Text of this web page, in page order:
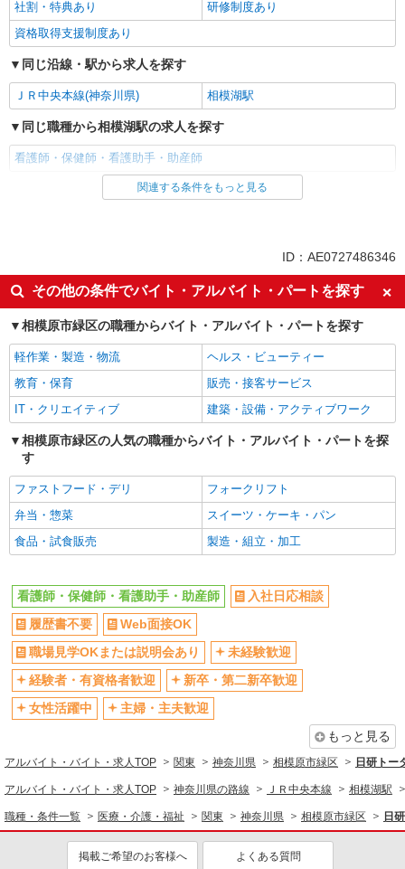
社割・特典あり
研修制度あり
資格取得支援制度あり
同じ沿線・駅から求人を探す
ＪＲ中央本線(神奈川県) 相模湖駅
同じ職種から相模湖駅の求人を探す
看護師・保健師・看護助手・助産師
同じ雇用形態から相模湖駅の求人を探す
同じ特徴から相模湖駅の求人を探す
入社日応相談
履歴書不要
Web面接OK
職場見学OKまたは説明会あり
未経験歓迎
経験者・有資格者歓迎
新卒・第二新卒歓迎
女性活躍中
主婦・主夫歓迎
フリーター歓迎
学歴不問
ブランクOK
ミドル（40代～）活躍中
シニア（60代～）活躍中
昇給あり
週払い
週2～3日勤務OK
10時～勤務OK
16時前退社OK
禁煙・分煙
残業ほぼなし
転勤なし
交通費支給
社会保険あり
社割・特典あり
研修制度あり
資格取得支援制度あり
医療・介護・福祉
看護師・保健師・看護助手・助産師
同じ特徴から求人を探す
ミドル（40代～）活躍中
関連する条件をもっと見る
ID：AE0727486346
その他の条件でバイト・アルバイト・パートを探す
相模原市緑区の職種からバイト・アルバイト・パートを探す
軽作業・製造・物流
ヘルス・ビューティー
教育・保育
販売・接客サービス
IT・クリエイティブ
建築・設備・アクティブワーク
相模原市緑区の人気の職種からバイト・アルバイト・パートを探
す
ファストフード・デリ
フォークリフト
弁当・惣菜
スイーツ・ケーキ・パン
食品・試食販売
製造・組立・加工
看護師・保健師・看護助手・助産師
入社日応相談
履歴書不要
Web面接OK
職場見学OKまたは説明会あり
未経験歓迎
経験者・有資格者歓迎
新卒・第二新卒歓迎
女性活躍中
主婦・主夫歓迎
もっと見る
アルバイト・バイト・求人TOP 関東 神奈川県 相模原市緑区 日研トー
アルバイト・バイト・求人TOP 神奈川県の路線 ＪＲ中央本線 相模湖駅
職種・条件一覧 医療・介護・福祉 関東 神奈川県 相模原市緑区 日
掲載ご希望のお客様へ よくある質問